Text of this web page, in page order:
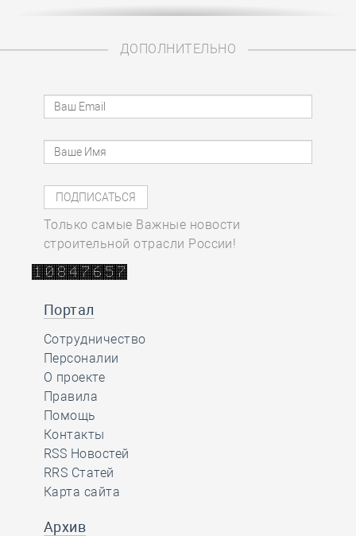
ДОПОЛНИТЕЛЬНО
Только самые Важные новости
строительной отрасли России!
Портал
Сотрудничество
Персоналии
О проекте
Правила
Помощь
Контакты
RSS Новостей
RRS Статей
Карта сайта
Архив